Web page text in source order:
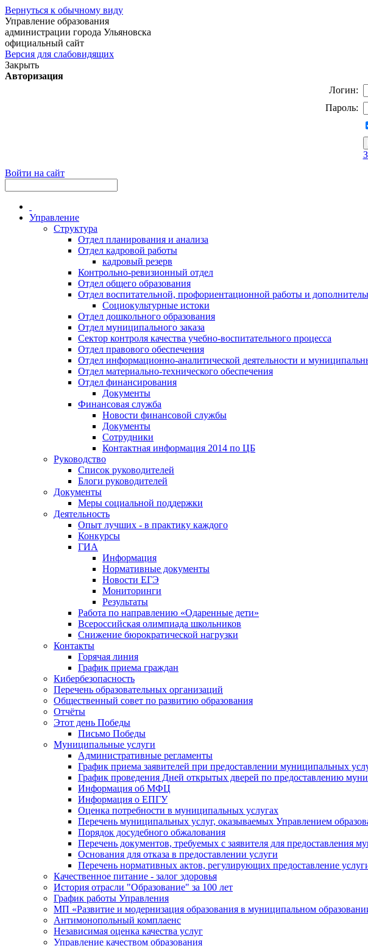
Вернуться к обычному виду
Управление образования
администрации города Ульяновска
официальный сайт
Версия для слабовидящих
Закрыть
Авторизация
Логин:
Пароль:
Войти на сайт
Управление
Структура
Отдел планирования и анализа
Отдел кадровой работы
кадровый резерв
Контрольно-ревизионный отдел
Отдел общего образования
Отдел воспитательной, профориентационной работы и
Социокультурные истоки
Отдел дошкольного образования
Отдел муниципального заказа
Сектор контроля качества учебно-воспитательного процесса
Отдел правового обеспечения
Отдел информационно-аналитической деятельности и
Отдел материально-технического обеспечения
Отдел финансирования
Документы
Финансовая служба
Новости финансовой службы
Документы
Сотрудники
Контактная информация 2014 по ЦБ
Руководство
Список руководителей
Блоги руководителей
Документы
Меры социальной поддержки
Деятельность
Опыт лучших - в практику каждого
Конкурсы
ГИА
Информация
Нормативные документы
Новости ЕГЭ
Мониторинги
Результаты
Работа по направлению «Одаренные дети»
Всероссийская олимпиада школьников
Снижение бюрократической нагрузки
Контакты
Горячая линия
График приема граждан
Кибербезопасность
Перечень образовательных организаций
Общественный совет по развитию образования
Отчёты
Этот день Победы
Письмо Победы
Mуниципальные услуги
Административные регламенты
График приема заявителей при предоставлении муниципальных
График проведения Дней открытых дверей по предоставлению
Информация об МФЦ
Информация о ЕПГУ
Оценка потребности в муниципальных услугах
Перечень муниципальных услуг, оказываемых Управлением
Порядок досудебного обжалования
Перечень документов, требуемых с заявителя для предоставления
Основания для отказа в предоставлении услуги
Перечень нормативных актов, регулирующих предоставление
Качественное питание - залог здоровья
История отрасли "Oбразованиe" за 100 лет
График работы Управления
МП «Развитие и модернизация образования в муниципальном
Антимонопольный комплаенс
Независимая оценка качества услуг
Управление качеством образования